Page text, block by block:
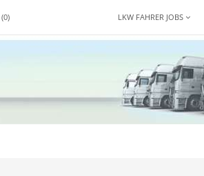
(0) LKW FAHRER JOBS